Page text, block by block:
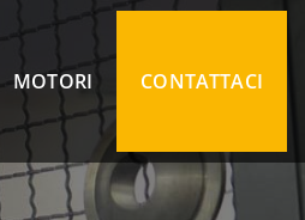
MOTORI CONTATTACI